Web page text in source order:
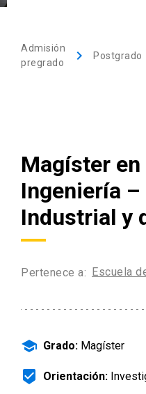
Sobre la UC
Admisión
pregrado
keyboard_arrow_right Postgrado
Magíster
Ingeniería
Industrial y
Pertenece a: Escuela
school Grado: Magíster
beenhere Orientación: